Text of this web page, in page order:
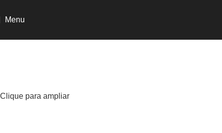
Menu
Clique para ampliar